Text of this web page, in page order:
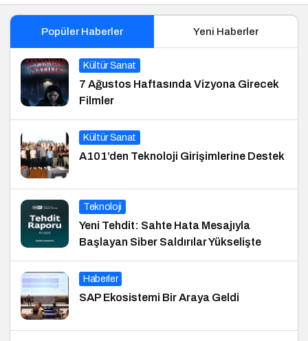
Popüler Haberler Yeni Haberler
Kültür Sanat
7 Ağustos Haftasında Vizyona Girecek
Filmler
Kültür Sanat
A101’den Teknoloji Girişimlerine Destek
Teknoloji
Yeni Tehdit: Sahte Hata Mesajıyla
Başlayan Siber Saldırılar Yükselişte
Haberler
SAP Ekosistemi Bir Araya Geldi